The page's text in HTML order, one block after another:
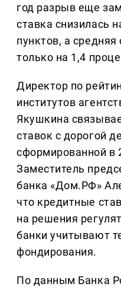
год разрыв еще
ставка снизилась
пунктов, а
только на 1,4
Директор по
институтов
Якушкина
ставок с дорогой
сформированной в
Заместитель
банка «Дом.РФ»
что кредитные
на решения
банки учитывают
фондирования.
По данным Банка